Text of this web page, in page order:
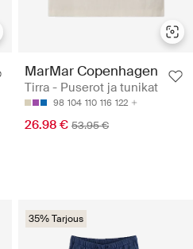
MarMar Copenhagen
Tirra - Puserot ja tunikat
98 104 110 116 122
26.98 € 53.95 €
35% Tarjous